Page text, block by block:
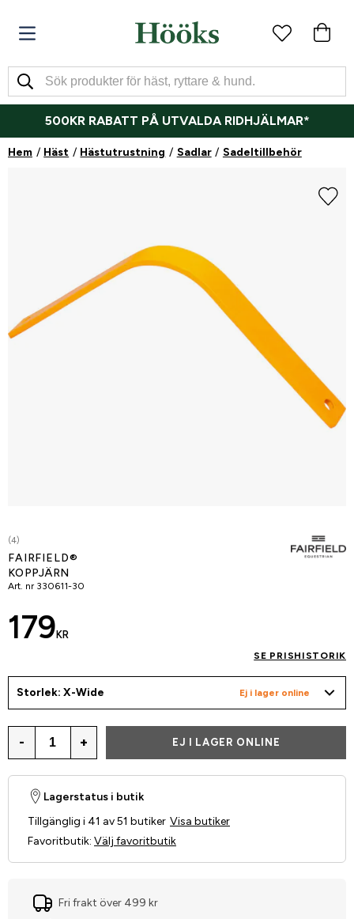
500KR RABATT PÅ UTVALDA RIDHJÄLMAR*
Hem Häst Hästutrustning Sadlar Sadeltillbehör
(4)
FAIRFIELD®
KOPPJÄRN
Art. nr 330611-30
179 KR
SE PRISHISTORIK
Storlek: X-Wide Ej i lager online
- + EJ I LAGER ONLINE
Lagerstatus i butik
Tillgänglig i 41 av 51 butiker Visa butiker
Favoritbutik: Välj favoritbutik
Fri frakt över 499 kr